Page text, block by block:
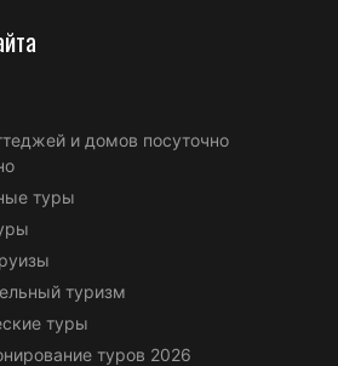
и домов посуточно
туры
туризм
туры
туров 2026